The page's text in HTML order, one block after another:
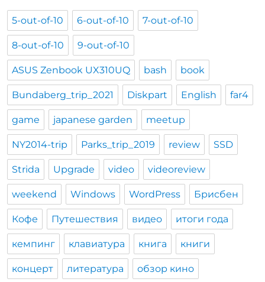
5-out-of-10 6-out-of-10 7-out-of-10
8-out-of-10 9-out-of-10
ASUS Zenbook UX310UQ bash book
Bundaberg_trip_2021 Diskpart English far4
game japanese garden meetup
NY2014-trip Parks_trip_2019 review SSD
Strida Upgrade video videoreview
weekend Windows WordPress Брисбен
Кофе Путешествия видео итоги года
кемпинг клавиатура книга книги
концерт литература обзор кино